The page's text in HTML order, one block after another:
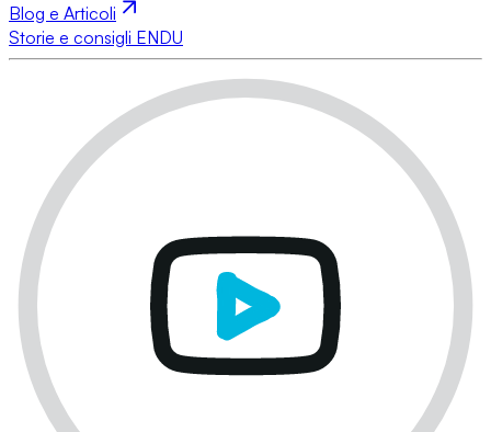
Blog e Articoli
Storie e consigli ENDU